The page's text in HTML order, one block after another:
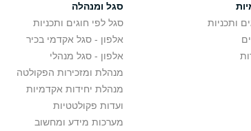
ותכניות
סגל ומנהלה
סגל לפי חוגים ותכניות
אלפון - סגל אקדמי בכיר
אלפון - סגל מנהלי
מנהלת ומזכירות הפקולטה
מנהלת יחידות אקדמיות
ועדות פקולטטיות
מערכות מידע ומחשוב